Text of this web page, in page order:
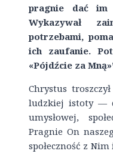
pragnie dać im
Wykazywał
potrzebami,
ich zaufanie.
«Pójdźcie za
Chrystus
ludzkiej istoty —
umysłowej,
Pragnie On
społeczność z